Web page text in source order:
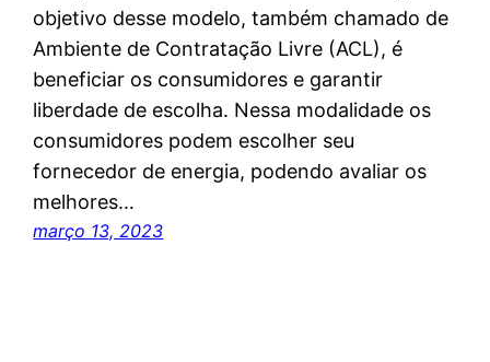
objetivo desse modelo, também chamado de
Ambiente de Contratação Livre (ACL), é
beneficiar os consumidores e garantir
liberdade de escolha. Nessa modalidade os
consumidores podem escolher seu
fornecedor de energia, podendo avaliar os
melhores…
março 13, 2023